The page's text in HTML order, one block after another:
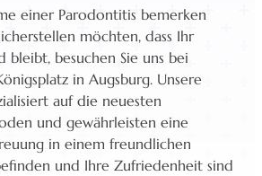
einer Parodontitis bemerken
möchten, dass Ihr
bleibt, besuchen Sie uns bei
in Augsburg. Unsere
auf die neuesten
und gewährleisten eine
in einem freundlichen
und Ihre Zufriedenheit sind